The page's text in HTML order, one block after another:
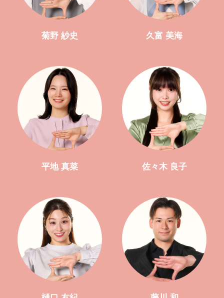
菊野 紗史 久富 美海
平地 真菜 佐々木 良子